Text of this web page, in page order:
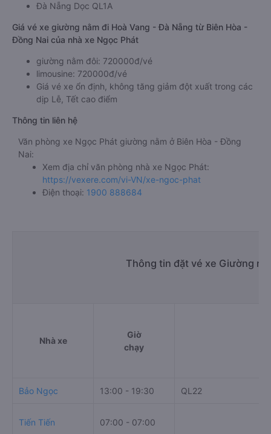
Đà Nẵng Dọc QL1A
Giá vé xe giường nằm đi Hoà Vang - Đà Nẵng từ Biên Hòa -
Đồng Nai của nhà xe Ngọc Phát
giường nằm đôi: 720000đ/vé
limousine: 720000đ/vé
Giá vé xe ổn định, không tăng giảm đột xuất trong các
dịp Lễ, Tết cao điểm
Thông tin liên hệ
Văn phòng xe Ngọc Phát giường nằm ở Biên Hòa - Đồng
Nai:
Xem địa chỉ văn phòng nhà xe Ngọc Phát:
https://vexere.com/vi-VN/xe-ngoc-phat
Điện thoại: 1900 888684
Thông tin đặt vé xe Giường
Nhà xe
Giờ
chạy
Bảo Ngọc 13:00 - 19:30 QL22
Tiến Tiến 07:00 - 07:00